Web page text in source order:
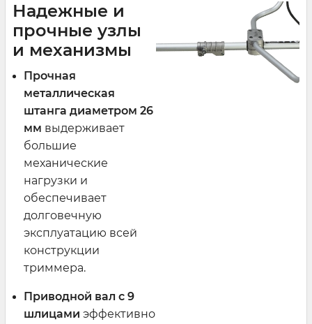
Надежные и
прочные узлы
и механизмы
Прочная
металлическая
штанга диаметром 26
мм выдерживает
большие
механические
нагрузки и
обеспечивает
долговечную
эксплуатацию всей
конструкции
триммера.
Приводной вал с 9
шлицами эффективно